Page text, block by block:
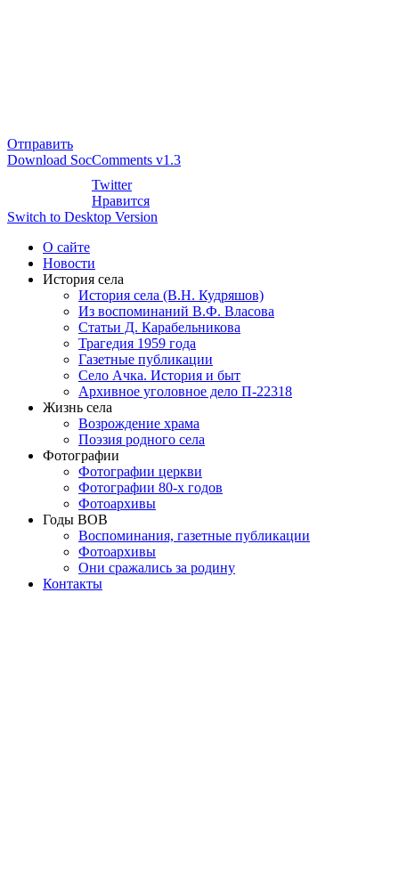
Отправить
Download SocComments v1.3
Twitter
Нравится
Switch to Desktop Version
О сайте
Новости
История села
История села (В.Н. Кудряшов)
Из воспоминаний В.Ф. Власова
Статьи Д. Карабельникова
Трагедия 1959 года
Газетные публикации
Село Ачка. История и быт
Архивное уголовное дело П-22318
Жизнь села
Возрождение храма
Поэзия родного села
Фотографии
Фотографии церкви
Фотографии 80-х годов
Фотоархивы
Годы ВОВ
Воспоминания, газетные публикации
Фотоархивы
Они сражались за родину
Контакты